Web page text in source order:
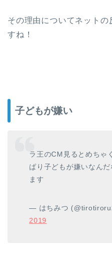
その理由についてネットの
すね！
子どもが嫌い
ラ王のCM見るとめちゃ
ぱり子どもが嫌いなん
ます
— はちみつ
2019